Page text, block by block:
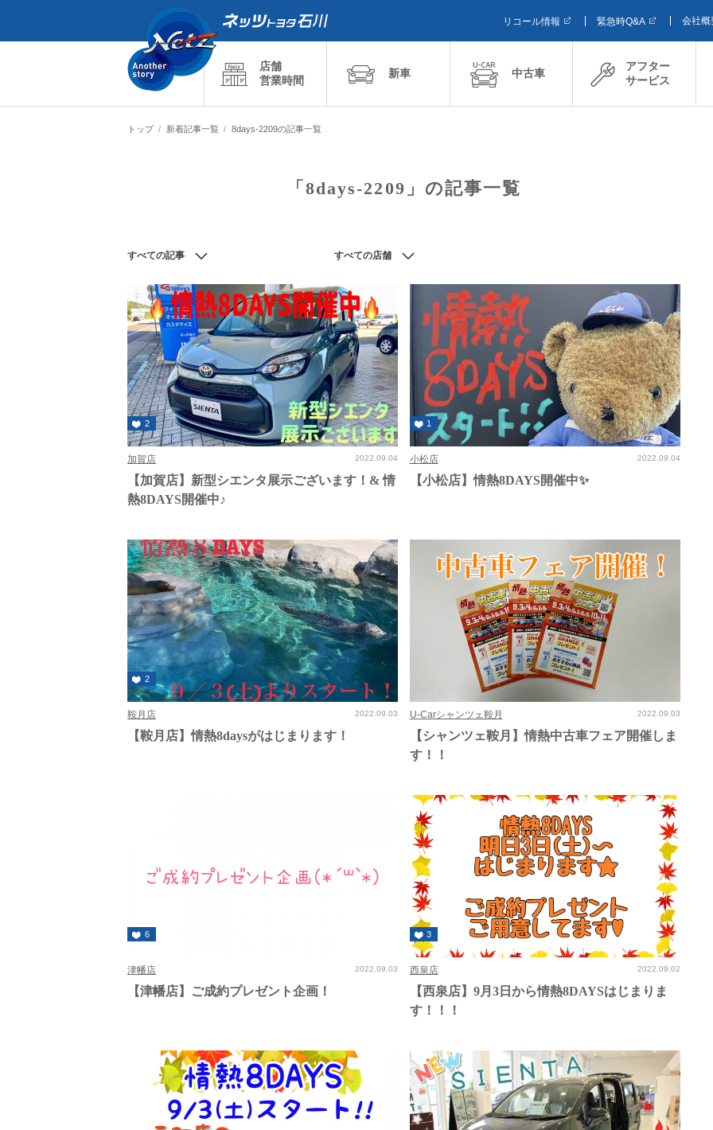
リコール情報 緊急時Q&A 会社概
店舗
営業時間
新車 中古車
アフター
サービス
トップ 新着記事一覧 8days-2209の記事一覧
「8days-2209」の記事一覧
すべての記事 すべての店舗
2
加賀店 2022.09.04
【加賀店】新型シエンタ展示ございます！& 情
熱8DAYS開催中♪
1
小松店 2022.09.04
【小松店】情熱8DAYS開催中✨
2
鞍月店 2022.09.03
【鞍月店】情熱8daysがはじまります！
U-Carシャンツェ鞍月 2022.09.03
【シャンツェ鞍月】情熱中古車フェア開催しま
す！！
6
津幡店 2022.09.03
【津幡店】ご成約プレゼント企画！
3
西泉店 2022.09.02
【西泉店】9月3日から情熱8DAYSはじまりま
す！！！